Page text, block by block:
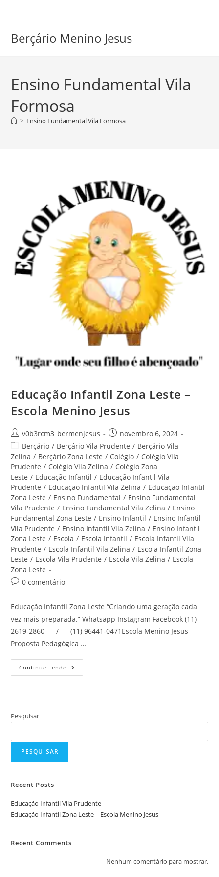
conteúdo
Berçário Menino Jesus
Ensino Fundamental Vila
Formosa
> Ensino Fundamental Vila Formosa
Educação Infantil Zona Leste –
Escola Menino Jesus
Autor
do
post:
v0b3rcm3_bermenjesus
Post
publicado:
novembro 6, 2024
Categoria
do
post:
Berçário / Berçário Vila Prudente / Berçário Vila
Zelina / Berçário Zona Leste / Colégio / Colégio Vila
Prudente / Colégio Vila Zelina / Colégio Zona
Leste / Educação Infantil / Educação Infantil Vila
Prudente / Educação Infantil Vila Zelina / Educação Infantil
Zona Leste / Ensino Fundamental / Ensino Fundamental
Vila Prudente / Ensino Fundamental Vila Zelina / Ensino
Fundamental Zona Leste / Ensino Infantil / Ensino Infantil
Vila Prudente / Ensino Infantil Vila Zelina / Ensino Infantil
Zona Leste / Escola / Escola Infantil / Escola Infantil Vila
Prudente / Escola Infantil Vila Zelina / Escola Infantil Zona
Leste / Escola Vila Prudente / Escola Vila Zelina / Escola
Zona Leste
Comentários
post:
0 comentário
Educação Infantil Zona Leste “Criando uma geração cada
vez mais preparada.” Whatsapp Instagram Facebook (11)
2619-2860 / (11) 96441-0471Escola Menino Jesus
Proposta Pedagógica …
Continue Lendo Educação
Infantil
Pesquisar
PESQUISAR
Recent Posts
Educação Infantil Vila Prudente
Educação Infantil Zona Leste – Escola Menino Jesus
Recent Comments
Nenhum comentário para mostrar.